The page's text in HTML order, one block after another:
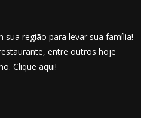
região para levar sua família!
entre outros hoje
Clique aqui!